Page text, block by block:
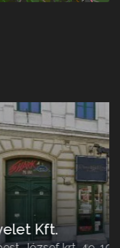
Jelenleg Nyitva